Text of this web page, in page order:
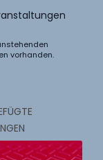
vorhanden.